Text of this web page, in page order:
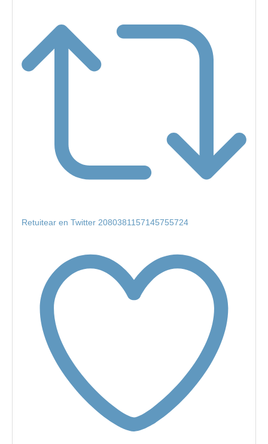
Retuitear en Twitter 2080381157145755724